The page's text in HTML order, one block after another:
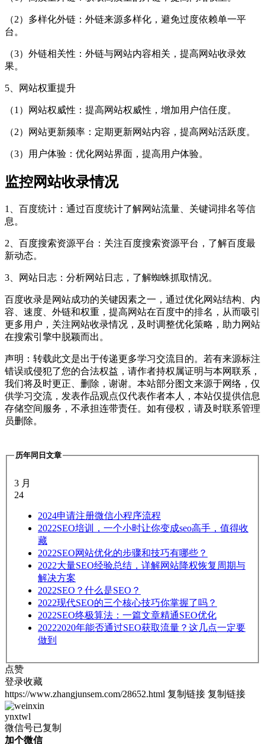
（2）多样化外链：外链来源多样化，避免过度依赖单一平
台。
（3）外链相关性：外链与网站内容相关，提高网站收录效
果。
5、网站权重提升
（1）网站权威性：提高网站权威性，增加用户信任度。
（2）网站更新频率：定期更新网站内容，提高网站活跃度。
（3）用户体验：优化网站界面，提高用户体验。
监控网站收录情况
1、百度统计：通过百度统计了解网站流量、关键词排名等信
息。
2、百度搜索资源平台：关注百度搜索资源平台，了解百度最
新动态。
3、网站日志：分析网站日志，了解蜘蛛抓取情况。
百度收录是网站成功的关键因素之一，通过优化网站结构、内
容、速度、外链和权重，提高网站在百度中的排名，从而吸引
更多用户，关注网站收录情况，及时调整优化策略，助力网站
在搜索引擎中脱颖而出。
声明：转载此文是出于传递更多学习交流目的。若有来源标注
错误或侵犯了您的合法权益，请作者持权属证明与本网联系，
我们将及时更正、删除，谢谢。本站部分图文来源于网络，仅
供学习交流，发表作品观点仅代表作者本人，本站仅提供信息
存储空间服务，不承担连带责任。如有侵权，请及时联系管理
员删除。
历年同日文章
3 月
24
2024申请注册微信小程序流程
2022SEO培训，一个小时让你变成seo高手，值得收
藏
2022SEO网站优化的步骤和技巧有哪些？
2022大量SEO经验总结，详解网站降权恢复周期与
解决方案
2022SEO？什么是SEO？
2022现代SEO的三个核心技巧你掌握了吗？
2022SEO终极算法：一篇文章精通SEO优化
20222020年能否通过SEO获取流量？这几点一定要
做到
点赞
登录收藏
https://www.zhangjunsem.com/28652.html 复制链接 复制链接
ynxtwl
微信号已复制
加个微信